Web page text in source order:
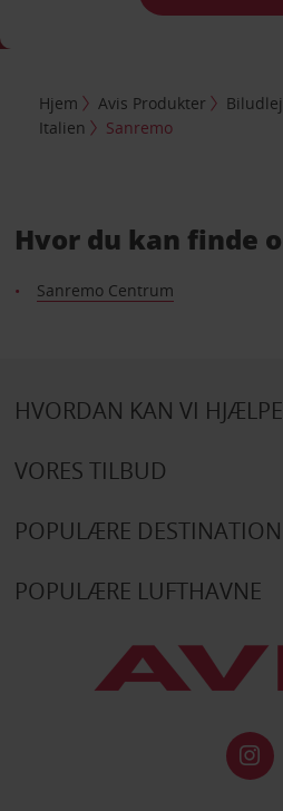
Hjem Avis Produkter
Italien
Sanremo
Hvor du kan finde
Sanremo Centrum
HVORDAN KAN VI
VORES TILBUD
POPULÆRE
POPULÆRE LUFTHAVNE